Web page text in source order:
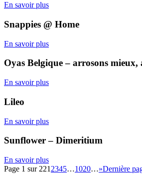
En savoir plus
Snappies @ Home
En savoir plus
Oyas Belgique – arrosons mieux,
En savoir plus
Lileo
En savoir plus
Sunflower – Dimeritium
En savoir plus
Page 1 sur 221 2345…1020…»Dernière